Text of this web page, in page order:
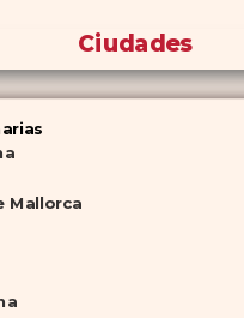
Ciudades
Mallorca